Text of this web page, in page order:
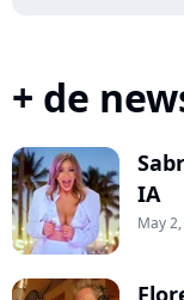
+ de
IA
May